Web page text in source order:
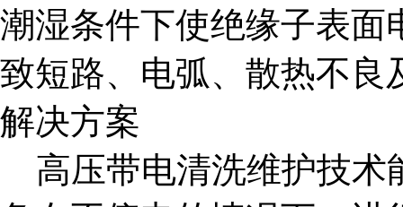
潮湿条件下使绝缘子表面
致短路、电弧、散热不良
解决方案
高压带电清洗维护技术